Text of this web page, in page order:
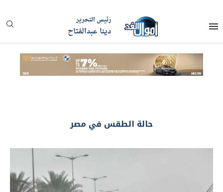
رئيس التحرير
دينا عبدالفتاح
حالة الطقس في مصر